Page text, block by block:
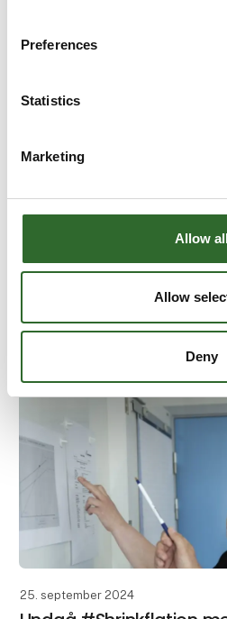
Preferences
Statistics
Marketing
Allow all
Allow
Deny
Unikke ingredienser
særpræg
kommer til oprindelse og
hvilken funktion de har i den
Der er stor forskel på, hvilken roll
25. september 2024